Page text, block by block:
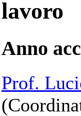
lavoro
Anno
Prof.